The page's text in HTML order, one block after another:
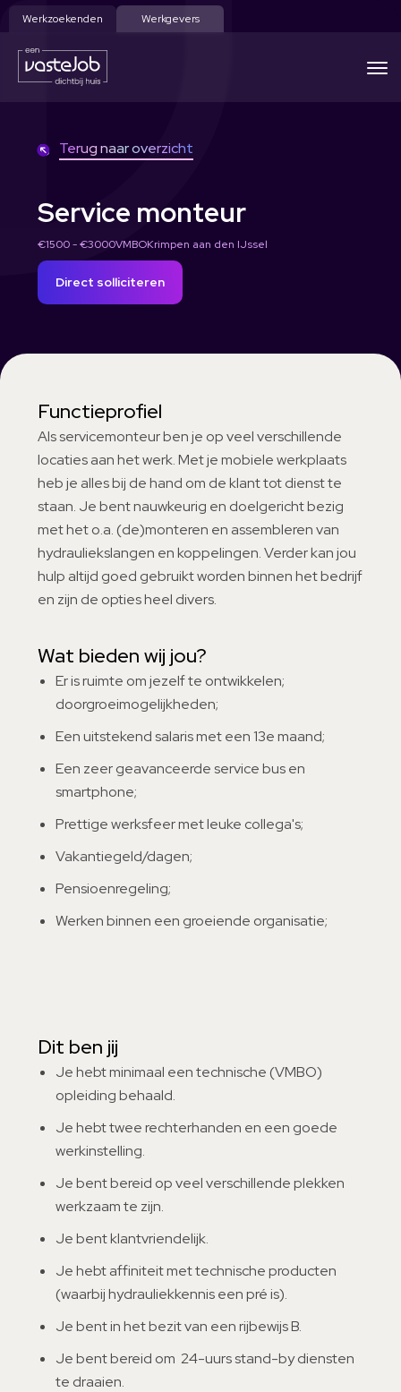
Werkzoekenden Werkgevers
Terug naar overzicht
Service monteur
€1500 - €3000VMBOKrimpen aan den IJssel
Direct solliciteren
Functieprofiel
Als servicemonteur ben je op veel verschillende
locaties aan het werk. Met je mobiele werkplaats
heb je alles bij de hand om de klant tot dienst te
staan. Je bent nauwkeurig en doelgericht bezig
met het o.a. (de)monteren en assembleren van
hydrauliekslangen en koppelingen. Verder kan jou
hulp altijd goed gebruikt worden binnen het bedrijf
en zijn de opties heel divers.
Wat bieden wij jou?
Er is ruimte om jezelf te ontwikkelen;
doorgroeimogelijkheden;
Een uitstekend salaris met een 13e maand;
Een zeer geavanceerde service bus en
smartphone;
Prettige werksfeer met leuke collega's;
Vakantiegeld/dagen;
Pensioenregeling;
Werken binnen een groeiende organisatie;
Dit ben jij
Je hebt minimaal een technische (VMBO)
opleiding behaald.
Je hebt twee rechterhanden en een goede
werkinstelling.
Je bent bereid op veel verschillende plekken
werkzaam te zijn.
Je bent klantvriendelijk.
Je hebt affiniteit met technische producten
(waarbij hydrauliekkennis een pré is).
Je bent in het bezit van een rijbewijs B.
Je bent bereid om 24-uurs stand-by diensten
te draaien.